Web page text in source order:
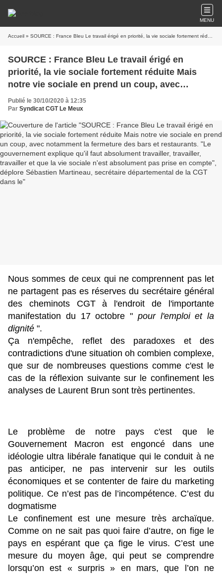
MENU
Accueil » SOURCE : France Bleu Le travail érigé en priorité, la vie sociale fortement réduite Mais notre vie sociale en prend un coup, avec notamment la fermeture des bars et restaurants. "Le gouvernement explique qu'il faut absolument travailler, travailler, travailler et que la vie sociale n'est absolument pas prise en compte", déplore Sébastien Martineau, secrétaire départemental de la CGT dans le
SOURCE : France Bleu Le travail érigé en
priorité, la vie sociale fortement réduite Mais
notre vie sociale en prend un coup, avec
notamment la fermeture des bars et restaurants.
"Le gouvernement explique qu'il faut
absolument travailler, travailler, travailler et que
la vie sociale n'est absolument pas prise en
compte", déplore Sébastien Martineau,
secrétaire départemental de la CGT dans le
Publié le 30/10/2020 à 12:35
Par Syndicat CGT Le Meux
Nous sommes de ceux qui ne comprennent pas let
ne partagent pas es réserves du secrétaire général
des cheminots CGT à l'endroit de l'importante
manifestation du 17 octobre " pour l'emploi et la
dignité ".
Ça n'empêche, reflet des paradoxes et des
contradictions d'une situation oh combien complexe,
que sur de nombreuses questions comme c'est le
cas de la réflexion suivante sur le confinement les
analyses de Laurent Brun sont très pertinentes.
Le problème de notre pays c'est que le
Gouvernement Macron est engoncé dans une
idéologie ultra libérale fanatique qui le conduit à ne
pas anticiper, ne pas intervenir sur les outils
économiques et se contenter de faire du marketing
politique. Ce n’est pas de l’incompétence. C’est du
dogmatisme
Le confinement est une mesure très archaïque.
Comme on ne sait pas quoi faire d’autre, on fige le
pays en espérant que ça fige le virus. C’est une
mesure du moyen âge, qui peut se comprendre
lorsqu’on est « surpris » en mars, que l’on ne